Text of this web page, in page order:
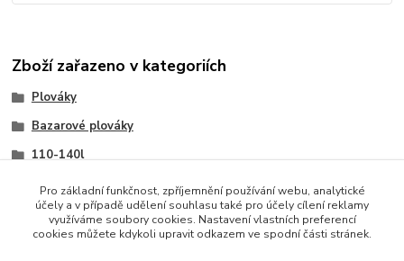
Zboží zařazeno v kategoriích
Plováky
Bazarové plováky
110-140l
Pro základní funkčnost, zpříjemnění používání webu, analytické
účely a v případě udělení souhlasu také pro účely cílení reklamy
využíváme soubory cookies. Nastavení vlastních preferencí
cookies můžete kdykoli upravit odkazem ve spodní části stránek.